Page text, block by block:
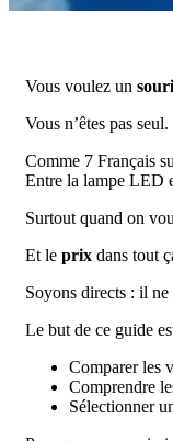
Vous voulez un
Vous n’êtes pas
Comme 7 Français
Entre la lampe LED
Surtout quand on
Et le prix dans tout
Soyons directs : il
Le but de ce guide
Comparer les
Comprendre
Sélectionner